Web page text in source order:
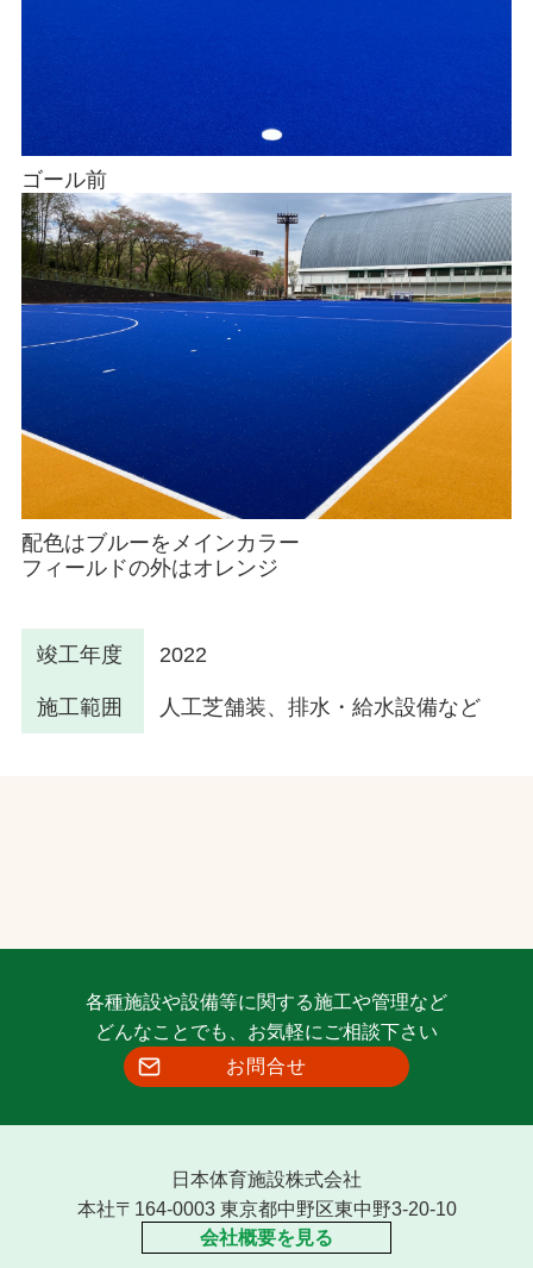
ゴール前
配色はブルーをメインカラー
フィールドの外はオレンジ
竣工年度 2022
施工範囲 人工芝舗装、排水・給水設備など
各種施設や設備等に関する施工や管理など
どんなことでも、お気軽にご相談下さい
お問合せ
日本体育施設株式会社
本社〒164-0003 東京都中野区東中野3-20-10
会社概要を見る